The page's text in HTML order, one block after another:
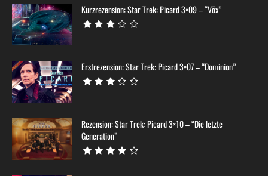
Kurzrezension: Star Trek: Picard 3×09 – “Võx”
Erstrezension: Star Trek: Picard 3×07 – “Dominion”
Rezension: Star Trek: Picard 3×10 – “Die letzte
Generation”